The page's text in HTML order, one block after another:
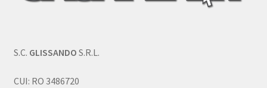
S.C. GLISSANDO S.R.L.
CUI: RO 3486720